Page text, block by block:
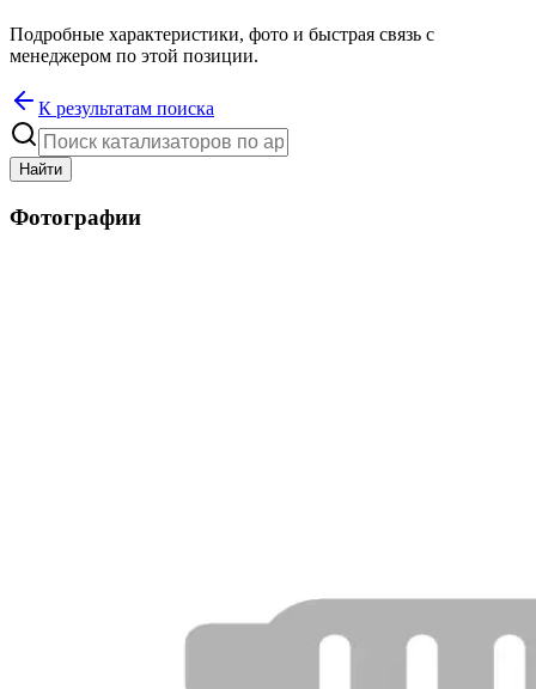
Подробные характеристики, фото и быстрая связь с
менеджером по этой позиции.
К результатам поиска
Найти
Фотографии